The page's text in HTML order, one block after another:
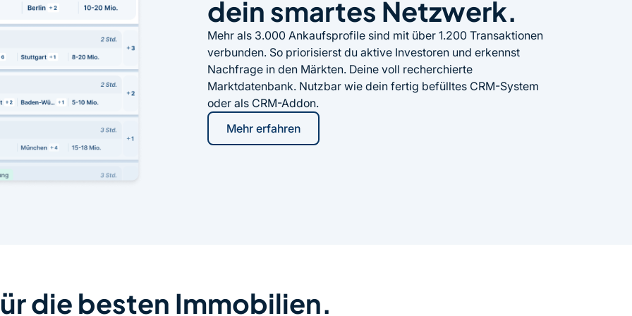
dein smartes Netzwerk.
Mehr als 3.000 Ankaufsprofile sind mit über 1.200 Transaktionen
verbunden. So priorisierst du aktive Investoren und erkennst
Nachfrage in den Märkten. Deine voll recherchierte
Marktdatenbank. Nutzbar wie dein fertig befülltes CRM-System
oder als CRM-Addon.
Mehr erfahren
die besten Immobilien.